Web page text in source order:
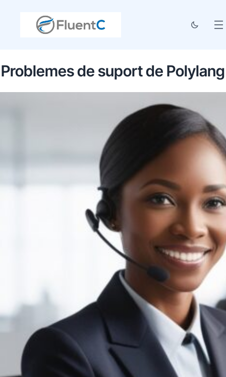
Problemes de suport de Polylang